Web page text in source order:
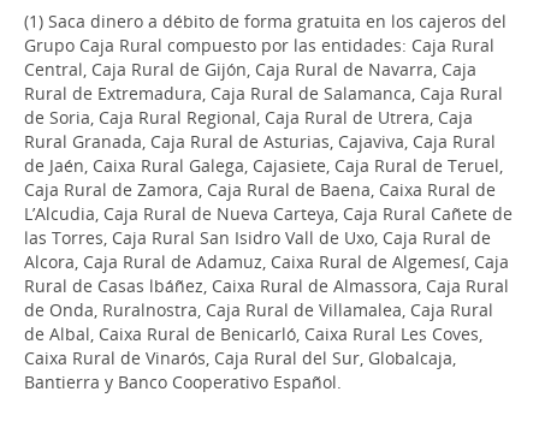
(1) Saca dinero a débito de forma gratuita en los cajeros del
Grupo Caja Rural compuesto por las entidades: Caja Rural
Central, Caja Rural de Gijón, Caja Rural de Navarra, Caja
Rural de Extremadura, Caja Rural de Salamanca, Caja Rural
de Soria, Caja Rural Regional, Caja Rural de Utrera, Caja
Rural Granada, Caja Rural de Asturias, Cajaviva, Caja Rural
de Jaén, Caixa Rural Galega, Cajasiete, Caja Rural de Teruel,
Caja Rural de Zamora, Caja Rural de Baena, Caixa Rural de
L’Alcudia, Caja Rural de Nueva Carteya, Caja Rural Cañete de
las Torres, Caja Rural San Isidro Vall de Uxo, Caja Rural de
Alcora, Caja Rural de Adamuz, Caixa Rural de Algemesí, Caja
Rural de Casas lbáñez, Caixa Rural de Almassora, Caja Rural
de Onda, Ruralnostra, Caja Rural de Villamalea, Caja Rural
de Albal, Caixa Rural de Benicarló, Caixa Rural Les Coves,
Caixa Rural de Vinarós, Caja Rural del Sur, Globalcaja,
Bantierra y Banco Cooperativo Español.